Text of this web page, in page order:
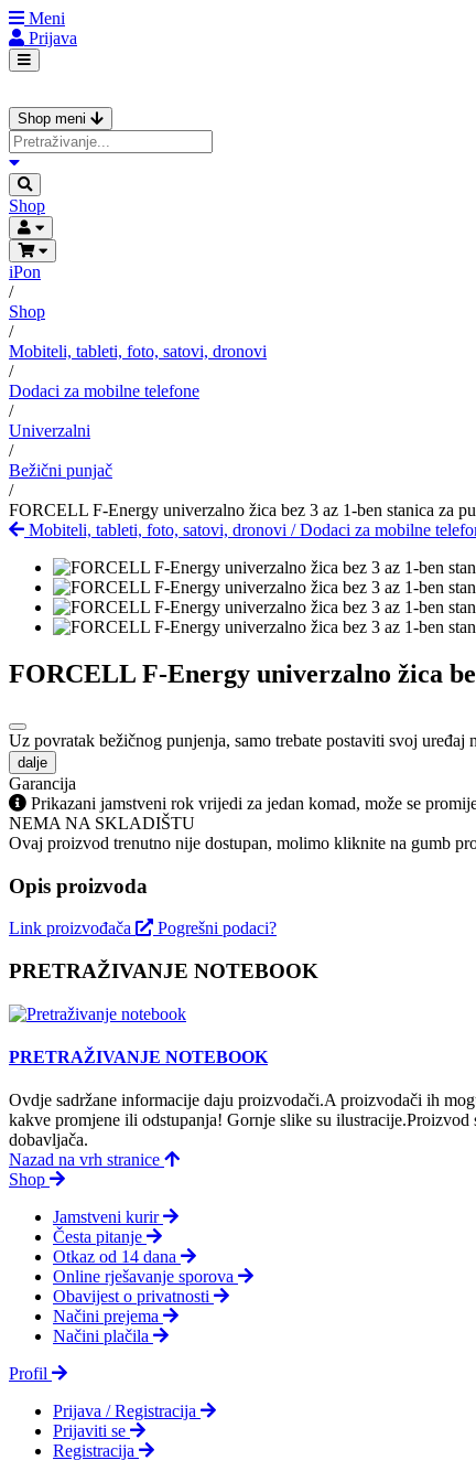
Meni
Prijava
Shop meni
Shop
iPon
/
Shop
/
Mobiteli, tableti, foto, satovi, dronovi
/
Dodaci za mobilne telefone
/
Univerzalni
/
Bežični punjač
/
FORCELL F-Energy univerzalno žica bez 3 az 1-ben stanica za
Mobiteli, tableti, foto, satovi, dronovi /Dodaci za mobilne
FORCELL F-Energy univerzalno žica
Uz povratak bežičnog punjenja, samo trebate postaviti svoj
dalje
Garancija
Prikazani jamstveni rok vrijedi za jedan komad, može se
NEMA NA SKLADIŠTU
Ovaj proizvod trenutno nije dostupan, molimo kliknite na gumb
Opis proizvoda
Link proizvođača Pogrešni podaci?
PRETRAŽIVANJE NOTEBOOK
PRETRAŽIVANJE NOTEBOOK
Ovdje sadržane informacije daju proizvodači.A proizvodači ih
kakve promjene ili odstupanja! Gornje slike su
dobavljača.
Nazad na vrh stranice
Shop
Jamstveni kurir
Česta pitanje
Otkaz od 14 dana
Online rješavanje sporova
Obavijest o privatnosti
Načini prejema
Načini plačila
Profil
Prijava / Registracija
Prijaviti se
Registracija